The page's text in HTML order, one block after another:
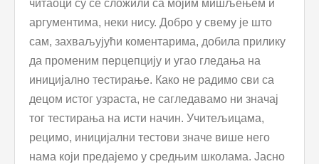
читаоци су се сложили са мојим мишљењем и
аргументима, неки нису. Добро у свему је што
сам, захваљујући коментарима, добила прилику
да променим перцепцију и угао гледања на
иницијално тестирање. Како не радимо сви са
децом истог узраста, не сагледавамо ни значај
тог тестирања на исти начин. Учитељицама,
рецимо, иницијални тестови значе више него
нама који предајемо у средњим школама. Јасно